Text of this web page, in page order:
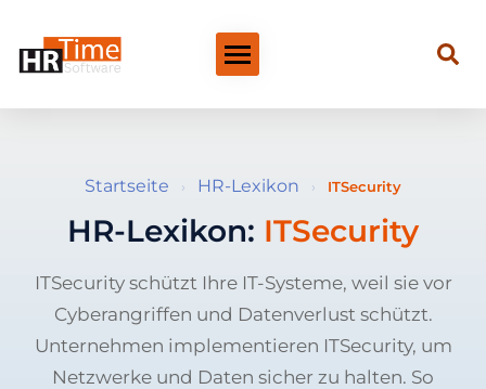
Startseite › HR-Lexikon › ITSecurity
HR-Lexikon: ITSecurity
ITSecurity schützt Ihre IT-Systeme, weil sie vor
Cyberangriffen und Datenverlust schützt.
Unternehmen implementieren ITSecurity, um
Netzwerke und Daten sicher zu halten. So